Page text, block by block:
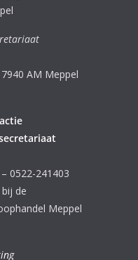
AM Meppel
0522-241403
de
Meppel